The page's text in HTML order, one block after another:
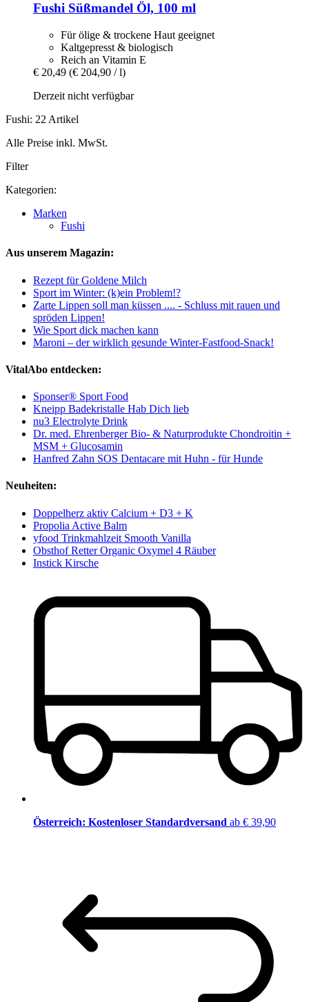
Fushi Süßmandel Öl, 100 ml
Für ölige & trockene Haut geeignet
Kaltgepresst & biologisch
Reich an Vitamin E
€ 20,49 (€ 204,90 / l)
Derzeit nicht verfügbar
Fushi: 22 Artikel
Alle Preise inkl. MwSt.
Filter
Kategorien:
Marken
Fushi
Aus unserem Magazin:
Rezept für Goldene Milch
Sport im Winter: (k)ein Problem!?
Zarte Lippen soll man küssen .... - Schluss mit rauen und
spröden Lippen!
Wie Sport dick machen kann
Maroni – der wirklich gesunde Winter-Fastfood-Snack!
VitalAbo entdecken:
Sponser® Sport Food
Kneipp Badekristalle Hab Dich lieb
nu3 Electrolyte Drink
Dr. med. Ehrenberger Bio- & Naturprodukte Chondroitin +
MSM + Glucosamin
Hanfred Zahn SOS Dentacare mit Huhn - für Hunde
Neuheiten:
Doppelherz aktiv Calcium + D3 + K
Propolia Active Balm
yfood Trinkmahlzeit Smooth Vanilla
Obsthof Retter Organic Oxymel 4 Räuber
Instick Kirsche
Österreich: Kostenloser Standardversand ab € 39,90